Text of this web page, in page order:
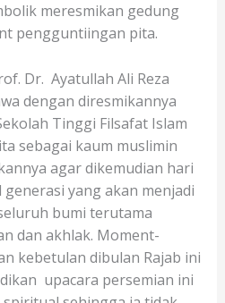
meresmikan gedung
pengguntiingan pita.
Dr. Ayatullah Ali Reza
dengan diresmikannya
Tinggi Filsafat Islam
sebagai kaum muslimin
agar dikemudian hari
yang akan menjadi
bumi terutama
dan akhlak. Moment-
kebetulan dibulan Rajab ini
upacara persemian ini